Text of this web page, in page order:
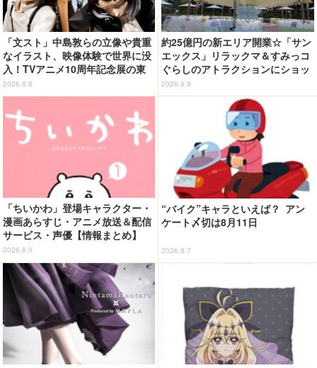
「文スト」中島敦らの立像や貴重
なイラスト、映像体験で世界に没
入！TVアニメ10周年記念展の東
京会場フォトレポートが到着
2026.8.8
約25億円の新エリア開業☆「サン
エックス」リラックマ＆すみっコ
ぐらしのアトラクションにショッ
プ、レストランも！「富士急ハイ
ランド」内【レポート】
2026.8.9
「ちいかわ」登場キャラクター・
漫画あらすじ・アニメ放送＆配信
サービス・声優【情報まとめ】
2026.8.9
“バイク”キャラといえば？ アン
ケート〆切は8月11日
2026.8.7